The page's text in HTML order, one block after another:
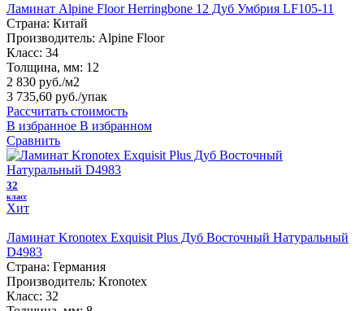
Ламинат Alpine Floor Herringbone 12 Дуб Умбрия LF105-11
Страна: Китай
Производитель: Alpine Floor
Класс: 34
Толщина, мм: 12
2 830 руб./м2
3 735,60 руб./упак
Рассчитать стоимость
В избранное В избранном
Сравнить
32
класс
Хит
Ламинат Kronotex Exquisit Plus Дуб Восточный Натуральный
D4983
Страна: Германия
Производитель: Kronotex
Класс: 32